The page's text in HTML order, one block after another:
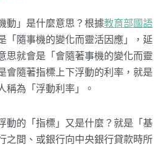
動」是什麼意思？根據教育部國語
「隨事機的變化而靈活因應」，延
思就會是「會隨著事機的變化而靈
會隨著指標上下浮動的利率，就是
稱為「浮動利率」。
動的「指標」又是什麼？就是「基
之間、或銀行向中央銀行貸款時所